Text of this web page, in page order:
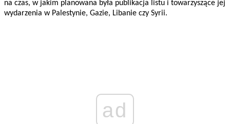
na czas, w jakim planowana była publikacja listu i towarzyszące jej
wydarzenia w Palestynie, Gazie, Libanie czy Syrii.
ad